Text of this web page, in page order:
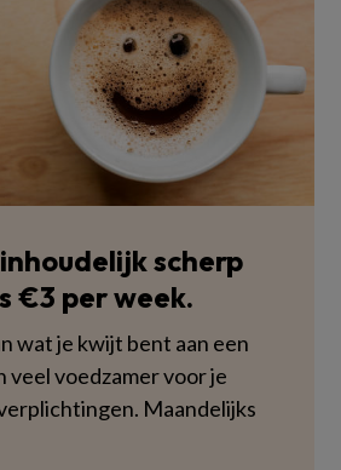
scherp
€3 per week.
wat je kwijt bent aan een
veel voedzamer voor je
Maandelijks